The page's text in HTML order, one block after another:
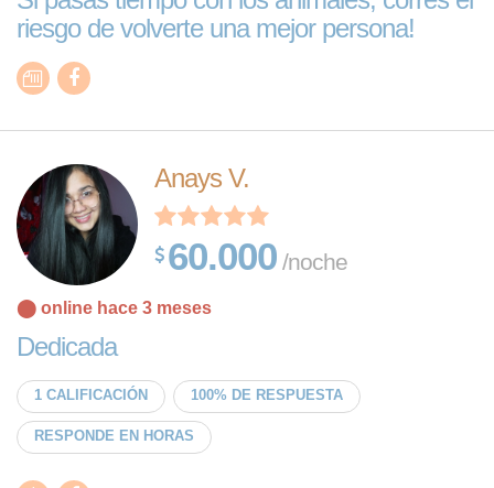
riesgo de volverte una mejor persona!
Anays V.
60.000 /noche
⬤ online hace 3 meses
Dedicada
1 CALIFICACIÓN 100% DE RESPUESTA
RESPONDE EN HORAS